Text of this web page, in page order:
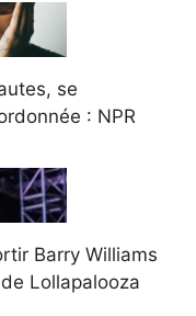
se
: NPR
Barry Williams
Lollapalooza